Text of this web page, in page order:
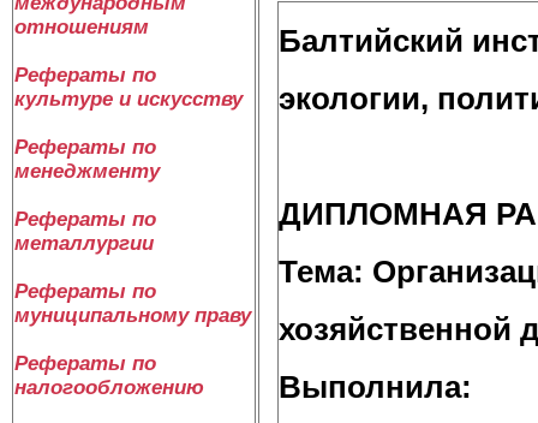
отношениям
Рефераты по
культуре и искусству
Рефераты по
менеджменту
Рефераты по
металлургии
Рефераты по
муниципальному праву
Рефераты по
налогообложению
Балтийский
экологии,
ДИПЛОМНАЯ
Тема:
хозяйственной
Выполнилa: